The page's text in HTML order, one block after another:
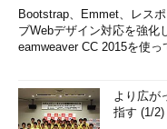
Bootstrap、Emmet、レス
ブWebデザイン対応を強化
eamweaver CC 2015を使っ
より広が
指す (1/2)